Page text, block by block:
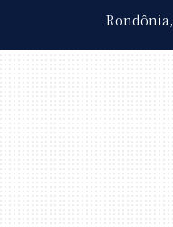
Rondônia,